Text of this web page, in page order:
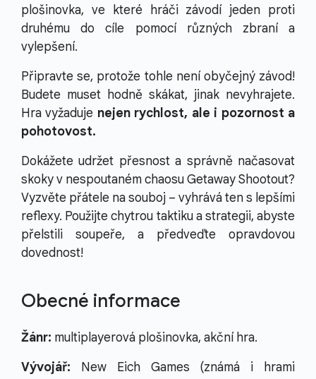
plošinovka, ve které hráči závodí jeden proti
druhému do cíle pomocí různých zbraní a
vylepšení.
Připravte se, protože tohle není obyčejný závod!
Budete muset hodně skákat, jinak nevyhrajete.
Hra vyžaduje nejen rychlost, ale i pozornost a
pohotovost.
Dokážete udržet přesnost a správně načasovat
skoky v nespoutaném chaosu Getaway Shootout?
Vyzvěte přátele na souboj – vyhrává ten s lepšími
reflexy. Použijte chytrou taktiku a strategii, abyste
přelstili soupeře, a předveďte opravdovou
dovednost!
Obecné informace
Žánr: multiplayerová plošinovka, akční hra.
Vývojář: New Eich Games (známá i hrami